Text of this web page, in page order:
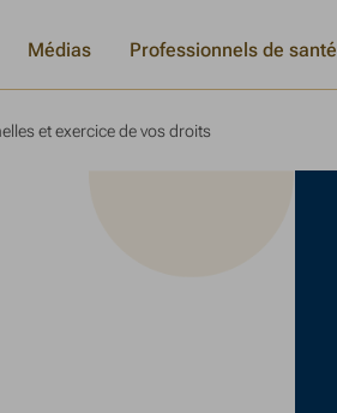
Médias Professionnels de santé
et exercice de vos droits